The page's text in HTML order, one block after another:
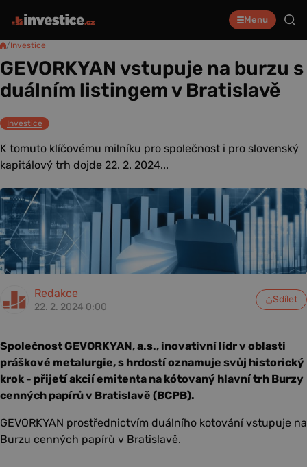
Menu
/Investice
GEVORKYAN vstupuje na burzu s
duálním listingem v Bratislavě
Investice
K tomuto klíčovému milníku pro společnost i pro slovenský
kapitálový trh dojde 22. 2. 2024...
Redakce
22. 2. 2024 0:00
Sdílet
Společnost GEVORKYAN, a.s., inovativní lídr v oblasti
práškové metalurgie, s hrdostí oznamuje svůj historický
krok - přijetí akcií emitenta na kótovaný hlavní trh Burzy
cenných papírů v Bratislavě (BCPB).
GEVORKYAN prostřednictvím duálního kotování vstupuje na
Burzu cenných papírů v Bratislavě.